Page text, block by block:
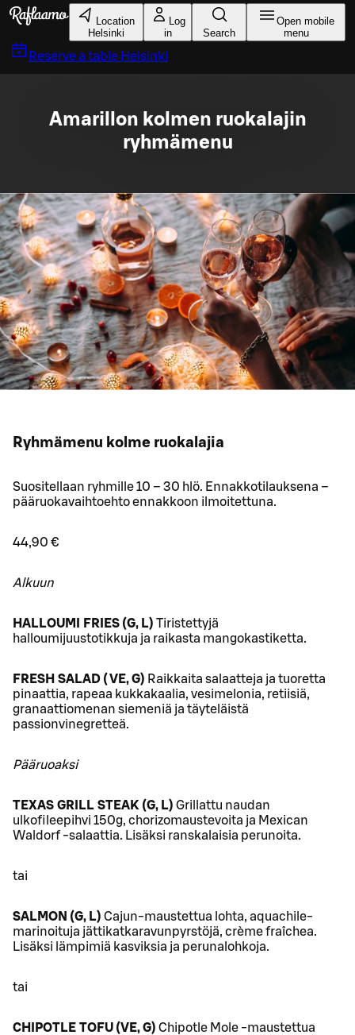
Skip to main content
Location
Helsinki
Log
in
Search
Open mobile
menu
Reserve a table Helsinki
Amarillon kolmen ruokalajin
ryhmämenu
Ryhmämenu kolme ruokalajia
Suositellaan ryhmille 10 – 30 hlö. Ennakkotilauksena –
pääruokavaihtoehto ennakkoon ilmoitettuna.
44,90 €
Alkuun
HALLOUMI FRIES (G, L) Tiristettyjä
halloumijuustotikkuja ja raikasta mangokastiketta.
FRESH SALAD ( VE, G) Raikkaita salaatteja ja tuoretta
pinaattia, rapeaa kukkakaalia, vesimelonia, retiisiä,
granaattiomenan siemeniä ja täyteläistä
passionvinegretteä.
Pääruoaksi
TEXAS GRILL STEAK (G, L) Grillattu naudan
ulkofileepihvi 150g, chorizomaustevoita ja Mexican
Waldorf -salaattia. Lisäksi ranskalaisia perunoita.
tai
SALMON (G, L) Cajun-maustettua lohta, aquachile-
marinoituja jättikatkaravunpyrstöjä, crème fraîchea.
Lisäksi lämpimiä kasviksia ja perunalohkoja.
tai
CHIPOTLE TOFU (VE, G) Chipotle Mole -maustettua